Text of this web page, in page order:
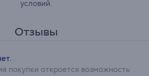
условий.
Отзывы
покупки откроется возможность